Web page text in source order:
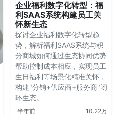
企业福利数字化转型：福
利SAAS系统构建员工关
怀新生态
探讨企业福利数字化转型趋
势，解析福利SAAS系统与积
分商城如何通过生态协同优势
帮助控制成本相应，实现员工
生日福利等场景化精准关怀，
构建"分销+供应商+服务商"闭
环生态。
半年前 10.22万